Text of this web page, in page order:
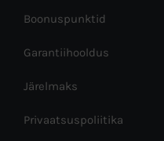
Boonuspunktid
Garantiihooldus
Järelmaks
Privaatsuspoliitika